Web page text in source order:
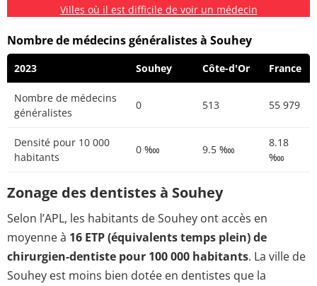
Villes où il est difficile de voir un médecin
Nombre de médecins généralistes à Souhey
2023 Souhey Côte-d'Or France
Nombre de médecins
généralistes
0 513 55 979
Densité pour 10 000
habitants
0 ‱ 9.5 ‱
8.18
‱
Zonage des dentistes à Souhey
Selon l’APL, les habitants de Souhey ont accès en
moyenne à 16 ETP (équivalents temps plein) de
chirurgien-dentiste pour 100 000 habitants. La ville de
Souhey est moins bien dotée en dentistes que la